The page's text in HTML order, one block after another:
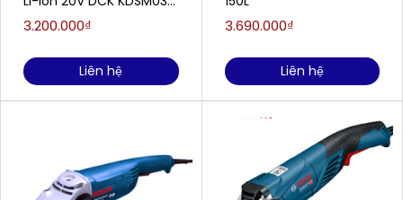
100 (TYPE FK) (2 Pin
3.200.000₫
Liên hệ
3.690.000₫
Liên hệ